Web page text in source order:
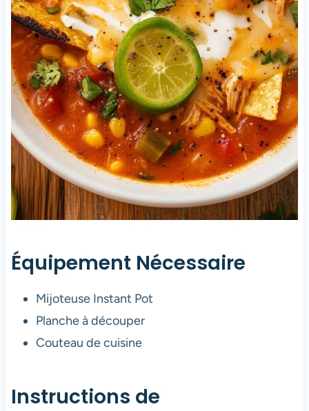
Équipement Nécessaire
Mijoteuse Instant Pot
Planche à découper
Couteau de cuisine
Instructions de